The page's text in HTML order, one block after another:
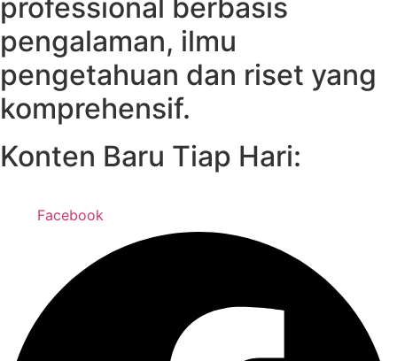
professional berbasis
pengalaman, ilmu
pengetahuan dan riset yang
komprehensif.
Konten Baru Tiap Hari:
Facebook